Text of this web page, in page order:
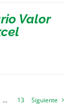
Valor
… 13 Siguiente